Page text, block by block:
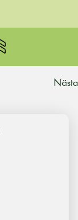
Nästa